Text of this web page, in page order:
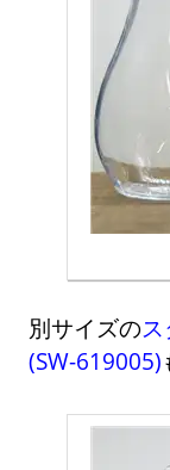
別サイズの
(SW-619005)